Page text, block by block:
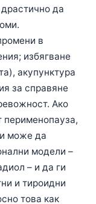
да
в
избягване
акупунктура
за справяне
Ако
перименопауза,
може да
модели –
– и да ги
и тироидни
това как